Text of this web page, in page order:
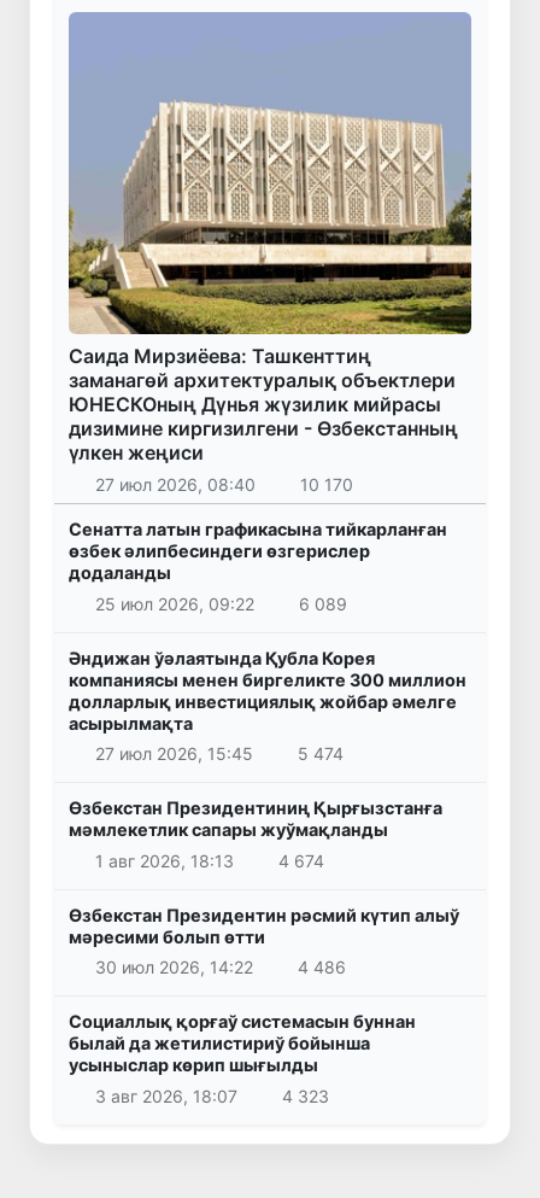
Саида Мирзиёева: Ташкенттиң
заманагөй архитектуралық объектлери
ЮНЕСКОның Дүнья жүзилик мийрасы
дизимине киргизилгени - Өзбекстанның
үлкен жеңиси
27 июл 2026, 08:40 10 170
Сенатта латын графикасына тийкарланған
өзбек әлипбесиндеги өзгерислер
додаланды
25 июл 2026, 09:22
6 089
Әндижан ўәлаятында Қубла Корея
компаниясы менен биргеликте 300 миллион
долларлық инвестициялық жойбар әмелге
асырылмақта
27 июл 2026, 15:45
5 474
Өзбекстан Президентиниң Қырғызстанға
мәмлекетлик сапары жуўмақланды
1 авг 2026, 18:13
4 674
Өзбекстан Президентин рәсмий күтип алыў
мәресими болып өтти
30 июл 2026, 14:22
4 486
Социаллық қорғаў системасын буннан
былай да жетилистириў бойынша
усыныслар көрип шығылды
3 авг 2026, 18:07
4 323